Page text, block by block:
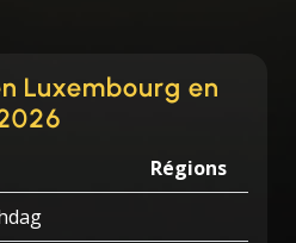
Luxembourg en
Régions